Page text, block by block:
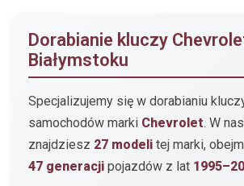
Dorabianie kluczy
Białymstoku
Specjalizujemy się w dorabianiu
samochodów marki Chevrolet. W
znajdziesz 27 modeli tej marki,
47 generacji pojazdów z lat